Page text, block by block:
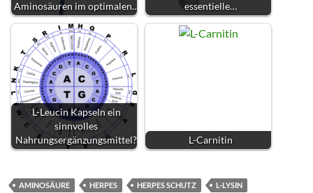
Aminosäuren im optimalen…
essentielle…
L-Leucin Kapseln ein
sinnvolles
Nahrungsergänzungsmittel?
L-Carnitin
AMINOSÄURE HERPES HERPES SCHUTZ
L-LYSIN